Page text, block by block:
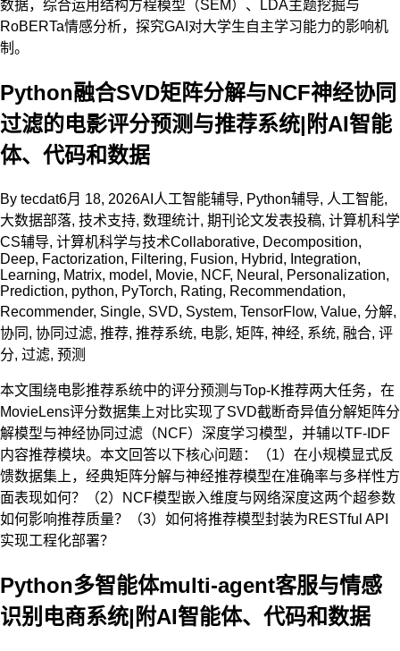
数据，综合运用结构方程模型（SEM）、LDA主题挖掘与
RoBERTa情感分析，探究GAI对大学生自主学习能力的影响机
制。
Python融合SVD矩阵分解与NCF神经协同
过滤的电影评分预测与推荐系统|附AI智能
体、代码和数据
By tecdat6月 18, 2026AI人工智能辅导, Python辅导, 人工智能,
大数据部落, 技术支持, 数理统计, 期刊论文发表投稿, 计算机科学
CS辅导, 计算机科学与技术Collaborative, Decomposition,
Deep, Factorization, Filtering, Fusion, Hybrid, Integration,
Learning, Matrix, model , Movie, NCF, Neural , Personalization,
Prediction, python, PyTorch, Rating, Recommendation,
Recommender, Single, SVD, System, TensorFlow, Value, 分解,
协同 , 协同过滤, 推荐, 推荐系统, 电影, 矩阵, 神经, 系统, 融合, 评
分, 过滤, 预测
本文围绕电影推荐系统中的评分预测与Top-K推荐两大任务，在
MovieLens评分数据集上对比实现了SVD截断奇异值分解矩阵分
解模型与神经协同过滤（NCF）深度学习模型，并辅以TF-IDF
内容推荐模块。本文回答以下核心问题：（1）在小规模显式反
馈数据集上，经典矩阵分解与神经推荐模型在准确率与多样性方
面表现如何？（2）NCF模型嵌入维度与网络深度这两个超参数
如何影响推荐质量？（3）如何将推荐模型封装为RESTful API
实现工程化部署？
Python多智能体multi-agent客服与情感
识别电商系统|附AI智能体、代码和数据